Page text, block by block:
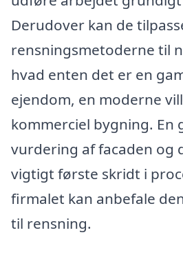
Derudover kan de
rensningsmetoderne til
hvad enten det er en
ejendom, en moderne
kommerciel bygning. En
vurdering af facaden og
vigtigt første skridt i
firmalet kan anbefale
til rensning.